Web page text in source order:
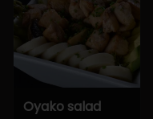
Oyako salad